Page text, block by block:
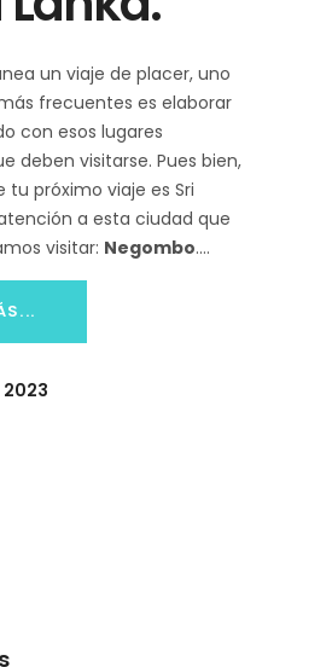
un viaje de placer, uno
frecuentes es elaborar
con esos lugares
deben visitarse. Pues bien,
tu próximo viaje es Sri
a esta ciudad que
visitar: Negombo.